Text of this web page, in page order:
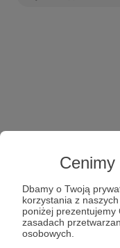
Dbamy o Twoją
korzystania z
poniżej prezentujemy
zasadach
osobowych.
Autor nie